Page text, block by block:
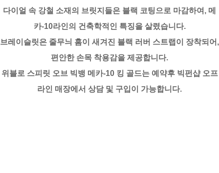
다이얼 속 강철 소재의 브릿지들은 블랙 코팅으로 마감하여, 메
카-10라인의 건축학적인 특징을 살렸습니다.
브레이슬릿은 줄무늬 홈이 새겨진 블랙 러버 스트랩이 장착되어,
편안한 손목 착용감을 제공합니다.
위블로 스피릿 오브 빅뱅 메카-10 킹 골드는 예약후 빅펀샵 오프
라인 매장에서 상담 및 구입이 가능합니다.